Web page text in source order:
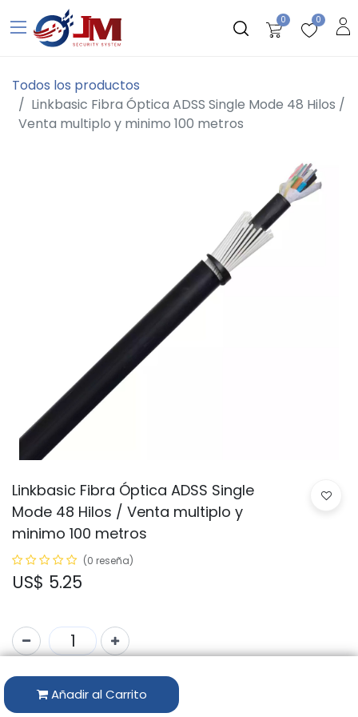
0 0
Todos los productos
Linkbasic Fibra Óptica ADSS Single Mode 48 Hilos /
Venta multiplo y minimo 100 metros
Linkbasic Fibra Óptica ADSS Single
Mode 48 Hilos / Venta multiplo y
minimo 100 metros
(0 reseña)
US$ 5.25
Añadir al Carrito
Marca:LINKBASIC